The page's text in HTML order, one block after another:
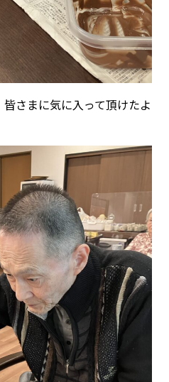
さまに気に入って頂けたよ